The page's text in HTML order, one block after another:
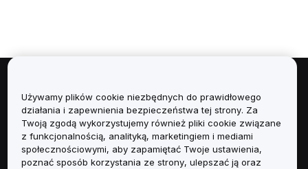
Informacje
Usługi
Obsługa Klienta
Używamy plików cookie niezbędnych do prawidłowego
działania i zapewnienia bezpieczeństwa tej strony. Za
Twoją zgodą wykorzystujemy również pliki cookie związane
z funkcjonalnością, analityką, marketingiem i mediami
społecznościowymi, aby zapamiętać Twoje ustawienia,
poznać sposób korzystania ze strony, ulepszać ją oraz